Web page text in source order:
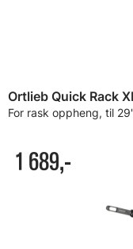
Ortlieb Quick Rack
For rask oppheng, til
1 689,-